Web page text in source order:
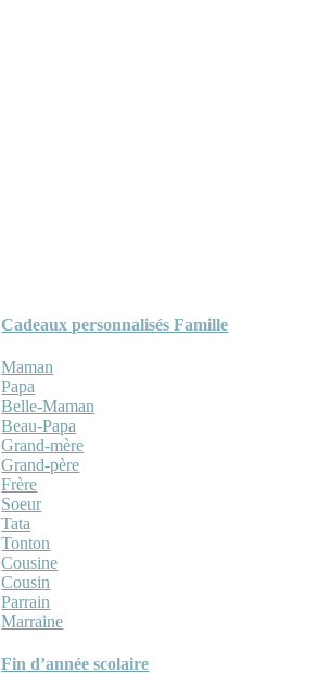
Cadeaux personnalisés Famille
Maman
Papa
Belle-Maman
Beau-Papa
Grand-mère
Grand-père
Frère
Soeur
Tata
Tonton
Cousine
Cousin
Parrain
Marraine
Fin d’année scolaire